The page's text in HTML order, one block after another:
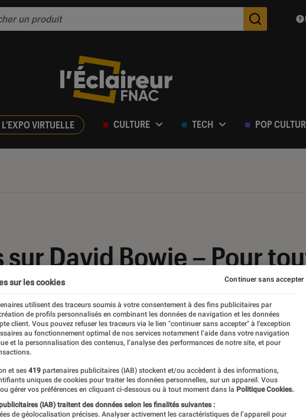
Des
VIRTUELLE CULTURE TECH POP
sur David Bowie – Pour
venait d’ailleurs
Sélection
sur les cookies
utilisent des traceurs soumis à votre consentement à des fins publicitaires par
de profils personnalisés en combinant les données de navigation et les données
client. Vous pouvez refuser les traceurs via le lien "continuer sans accepter" à l’exception
au fonctionnement optimal de nos services notamment l’aide dans votre navigation
et la personnalisation des contenus, l’analyse des performances de notre site, et pour
et ses 419 partenaires publicitaires (IAB) stockent et/ou accèdent à des informations,
uniques de cookies pour traiter les données personnelles, sur un appareil. Vous
gérer vos préférences en cliquant ci-dessous ou à tout moment dans la Politique Cookies.
(IAB) traitent des données selon les finalités suivantes :
de géolocalisation précises. Analyser activement les caractéristiques de l’appareil pour
Continuer sans accepter